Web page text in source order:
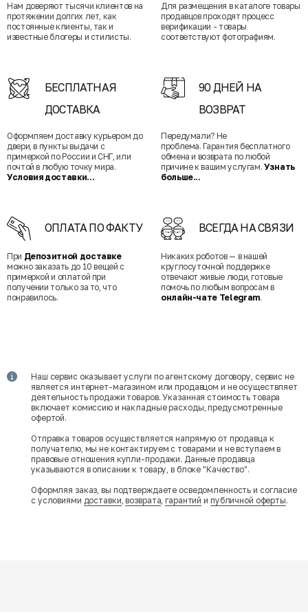
Нам доверяют тысячи клиентов на
протяжении долгих лет, как
постоянные клиенты, так и
известные блогеры и стилисты.
Для размещения в каталоге товары
продавцов проходят процесс
верификации - товары
соответствуют фотографиям.
БЕСПЛАТНАЯ
ДОСТАВКА
Оформляем доставку курьером до
двери, в пункты выдачи с
примеркой по России и СНГ, или
почтой в любую точку мира.
Условия доставки...
90 ДНЕЙ НА
ВОЗВРАТ
Передумали? Не
проблема. Гарантия бесплатного
обмена и возврата по любой
причине к вашим услугам. Узнать
больше...
ОПЛАТА ПО ФАКТУ
При Депозитной доставке
можно заказать до 10 вещей с
примеркой и оплатой при
получении только за то, что
понравилось.
ВСЕГДА НА СВЯЗИ
Никаких роботов — в нашей
круглосуточной поддержке
отвечают живые люди, готовые
помочь по любым вопросам в
онлайн-чате Telegram.
Наш сервис оказывает услуги по агентскому договору, сервис не
является интернет-магазином или продавцом и не осуществляет
деятельность продажи товаров. Указанная стоимость товара
включает комиссию и накладные расходы, предусмотренные
офертой.
Отправка товаров осуществляется напрямую от продавца к
получателю, мы не контактируем с товарами и не вступаем в
правовые отношения купли-продажи. Данные продавца
указываются в описании к товару, в блоке "Качество".
Оформляя заказ, вы подтверждаете осведомленность и согласие
с условиями доставки,возврата,гарантий и публичной оферты.